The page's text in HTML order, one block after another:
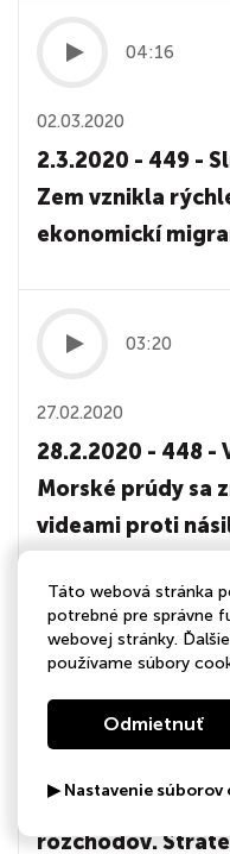
04:16
02.03.2020
2.3.2020 - 449 -
Zem vznikla
ekonomickí
03:20
27.02.2020
28.2.2020 - 448 -
Morské prúdy sa
videami proti
Prírodnými videami
03:55
27.2.2020 - 447 -
rozchodov.
Táto webová stránka
potrebné pre správne
webovej stránky.
používame súbory
Odmietnuť
▶ Nastavenie súborov